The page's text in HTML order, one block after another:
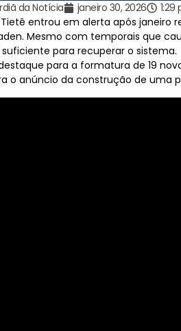
da Notícia janeiro 30, 2026
1:29
entrou em alerta após janeiro
Mesmo com temporais que
para recuperar o sistema.
para a formatura de 19
o anúncio da construção de uma